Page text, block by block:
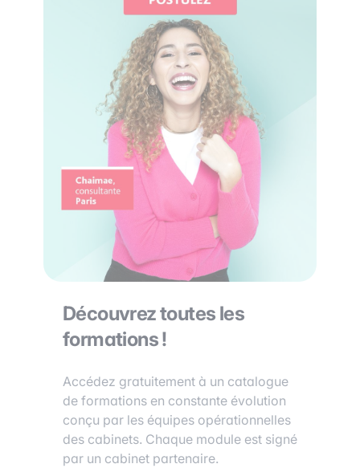
Découvrez toutes les
formations !
Accédez gratuitement à un catalogue
de formations en constante évolution
conçu par les équipes opérationnelles
des cabinets. Chaque module est signé
par un cabinet partenaire.